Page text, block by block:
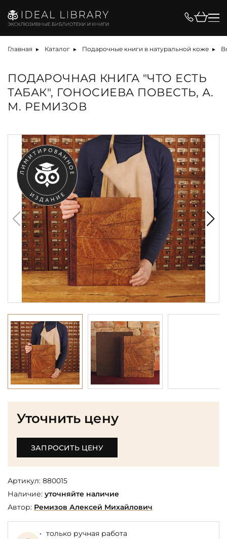
Главная Каталог Подарочные книги в натуральной коже
ПОДАРОЧНАЯ КНИГА "ЧТО ЕСТЬ
ТАБАК", ГОНОСИЕВА ПОВЕСТЬ, А.
М. РЕМИЗОВ
Уточнить цену
ЗАПРОСИТЬ ЦЕНУ
Артикул: 880015
Наличие: уточняйте наличие
Автор: Ремизов Алексей Михайлович
только ручная работа